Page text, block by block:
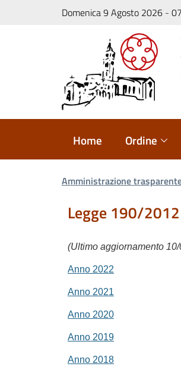
Domenica 9 Agosto 2026 -
Home Ordine
Amministrazione
Legge 190/2012
(Ultimo aggiornamento
Anno 2022
Anno 2021
Anno 2020
Anno 2019
Anno 2018